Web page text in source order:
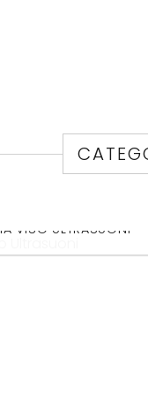
VISO ULTRASUONI